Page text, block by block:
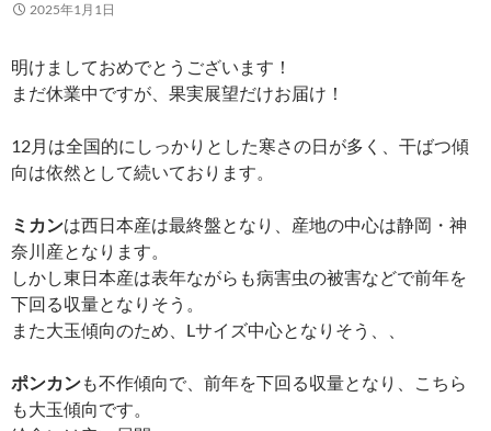
2025年1月1日
明けましておめでとうございます！
まだ休業中ですが、果実展望だけお届け！
12月は全国的にしっかりとした寒さの日が多く、干ばつ傾
向は依然として続いております。
ミカンは西日本産は最終盤となり、産地の中心は静岡・神
奈川産となります。
しかし東日本産は表年ながらも病害虫の被害などで前年を
下回る収量となりそう。
また大玉傾向のため、Lサイズ中心となりそう、、
ポンカンも不作傾向で、前年を下回る収量となり、こちら
も大玉傾向です。